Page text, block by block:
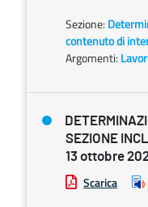
Sezione:
contenuto di
Argomenti:
SEZIONE
13 ottobre
Scarica